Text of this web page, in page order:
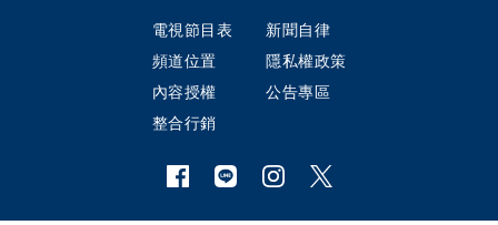
電視節目表
新聞自律
頻道位置
隱私權政策
內容授權
公告專區
整合行銷